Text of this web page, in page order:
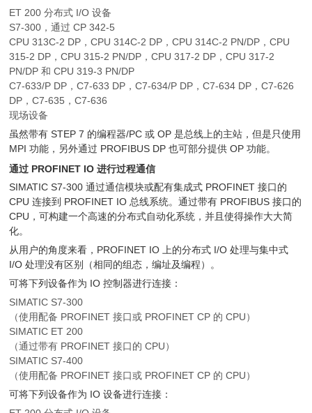
ET 200 分布式 I/O 设备
S7-300，通过 CP 342-5
CPU 313C-2 DP，CPU 314C-2 DP，CPU 314C-2 PN/DP，CPU
315-2 DP，CPU 315-2 PN/DP，CPU 317-2 DP，CPU 317-2
PN/DP 和 CPU 319-3 PN/DP
C7-633/P DP，C7-633 DP，C7-634/P DP，C7-634 DP，C7-626
DP，C7-635，C7-636
现场设备
虽然带有 STEP 7 的编程器/PC 或 OP 是总线上的主站，但是只使用
MPI 功能，另外通过 PROFIBUS DP 也可部分提供 OP 功能。
通过 PROFINET IO 进行过程通信
SIMATIC S7-300 通过通信模块或配有集成式 PROFINET 接口的
CPU 连接到 PROFINET IO 总线系统。通过带有 PROFIBUS 接口的
CPU，可构建一个高速的分布式自动化系统，并且使得操作大大简
化。
从用户的角度来看，PROFINET IO 上的分布式 I/O 处理与集中式
I/O 处理没有区别（相同的组态，编址及编程）。
可将下列设备作为 IO 控制器进行连接：
SIMATIC S7-300
（使用配备 PROFINET 接口或 PROFINET CP 的 CPU）
SIMATIC ET 200
（通过带有 PROFINET 接口的 CPU）
SIMATIC S7-400
（使用配备 PROFINET 接口或 PROFINET CP 的 CPU）
可将下列设备作为 IO 设备进行连接：